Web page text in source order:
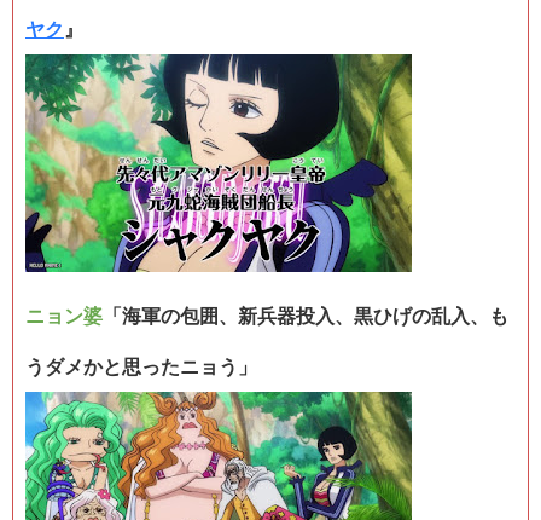
ヤク』
ニョン婆 「海軍の包囲、新兵器投入、黒ひげの乱入、も
うダメかと思ったニョう」